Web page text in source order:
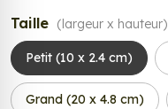
Taille (largeur x hauteur)
Petit (10 x 2.4 cm)
Grand (20 x 4.8 cm)